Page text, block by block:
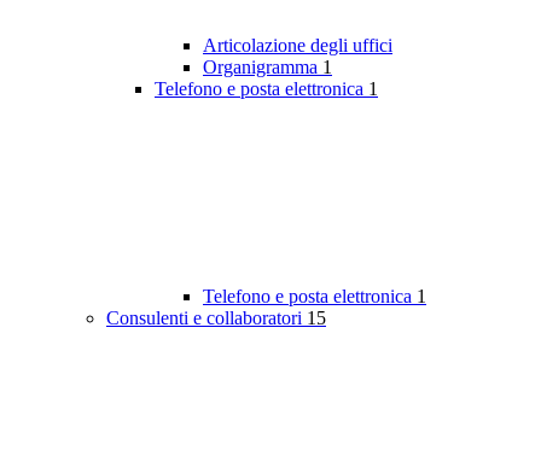
Articolazione degli uffici
Organigramma 1
Telefono e posta elettronica 1
Telefono e posta elettronica 1
Consulenti e collaboratori 15